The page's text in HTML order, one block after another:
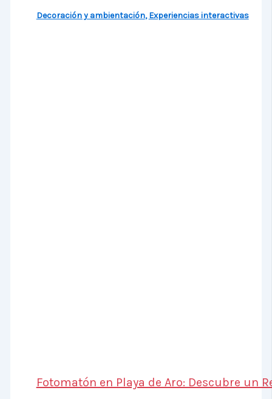
Decoración y ambientación,Experiencias interactivas
Fotomatón en Playa de Aro: Descubre un